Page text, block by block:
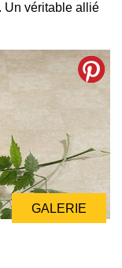
Un véritable allié
GALERIE